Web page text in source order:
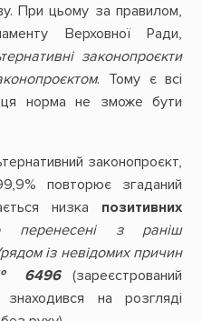
При цьому за правилом,
Верховної Ради,
законопроєкти
. Тому є всі
норма не зможе бути
законопроєкт,
повторює згаданий
низка позитивних
перенесені з раніш
із невідомих причин
6496(зареєстрований
на розгляді